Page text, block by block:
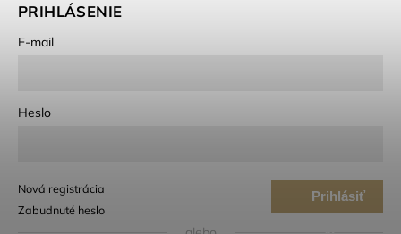
PRIHLÁSENIE
E-mail
Heslo
Prihlásiť
Nová registrácia
Zabudnuté heslo